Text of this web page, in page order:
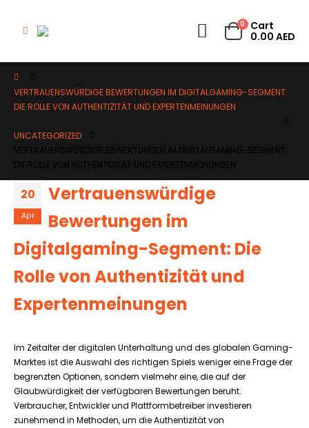
0
Cart
0.00 AED
VERTRAUENSWÜRDIGE BEWERTUNGEN IM DIGITALGAMING-SEGMENT:
DIE ROLLE VON AUTHENTIZITÄT UND EXPERTENMEINUNGEN
UNCATEGORIZED
20
Apr
Vertrauenswürdige
Bewertungen im
Digitalgaming-Segment: Die
Rolle von Authentizität und
Expertenmeinungen
Im Zeitalter der digitalen Unterhaltung und des globalen Gaming-
Marktes ist die Auswahl des richtigen Spiels weniger eine Frage der
begrenzten Optionen, sondern vielmehr eine, die auf der
Glaubwürdigkeit der verfügbaren Bewertungen beruht.
Verbraucher, Entwickler und Plattformbetreiber investieren
zunehmend in Methoden, um die Authentizität von